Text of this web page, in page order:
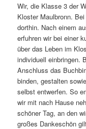
Wir, die Klasse 3 der
Kloster Maulbronn.
dorthin. Nach einem
erfuhren wir bei einer
über das Leben im
individuell einbringen.
Anschluss das
binden, gestalten
selbst entwerfen. So
wir mit nach Hause
schöner Tag, an den
großes Dankeschön